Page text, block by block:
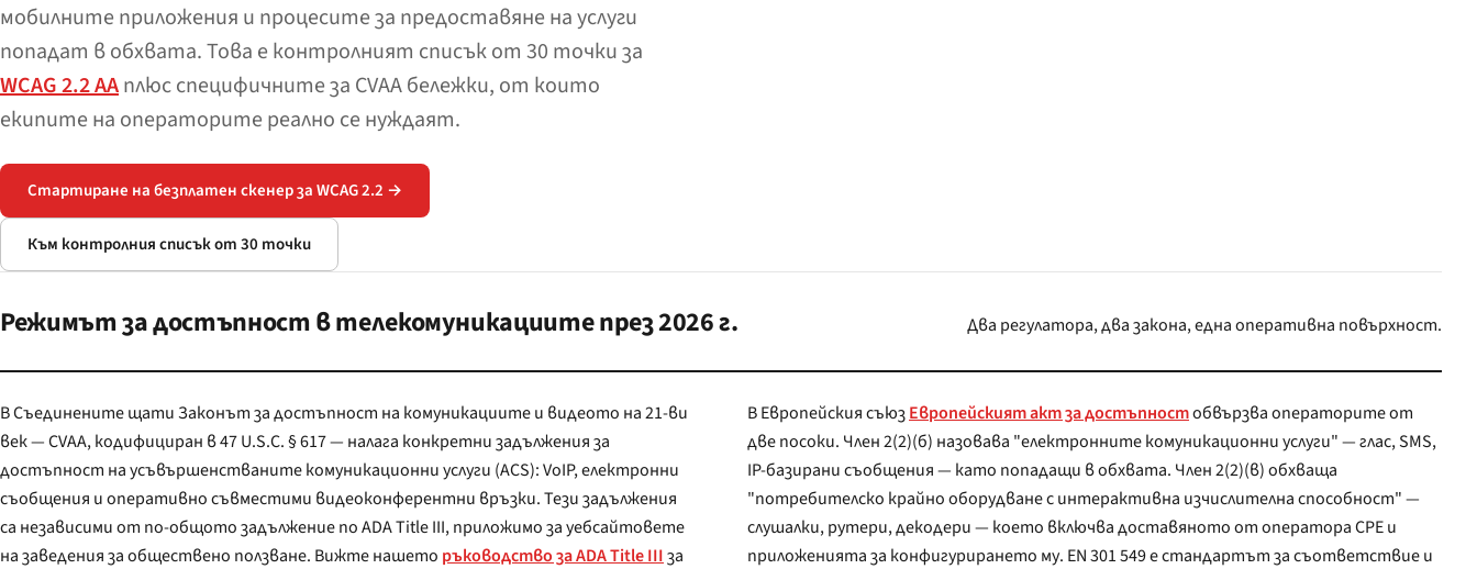
мобилните приложения и процесите за предоставяне на услуги
попадат в обхвата. Това е контролният списък от 30 точки за
WCAG 2.2 AAплюс специфичните за CVAA бележки, от които
екипите на операторите реално се нуждаят.
Стартиране на безплатен скенер за WCAG 2.2 →
Към контролния списък от 30 точки
Режимът за достъпност в телекомуникациите през 2026 г. Два регулатора, два закона, една оперативна повърхност.
В Съединените щати Законът за достъпност на комуникациите и видеото на 21-ви
век — CVAA, кодифициран в 47 U.S.C. § 617 — налага конкретни задължения за
достъпност на усъвършенстваните комуникационни услуги (ACS): VoIP, електронни
съобщения и оперативно съвместими видеоконферентни връзки. Тези задължения
са независими от по-общото задължение по ADA Title III, приложимо за уебсайтовете
на заведения за обществено ползване. Вижте нашето ръководство за ADA Title IIIза
В Европейския съюзЕвропейският акт за достъпностобвързва операторите от
две посоки. Член 2(2)(б) назовава "електронните комуникационни услуги" — глас, SMS,
IP-базирани съобщения — като попадащи в обхвата. Член 2(2)(в) обхваща
"потребителско крайно оборудване с интерактивна изчислителна способност" —
слушалки, рутери, декодери — което включва доставяното от оператора CPE и
приложенията за конфигурирането му. EN 301 549 е стандартът за съответствие и